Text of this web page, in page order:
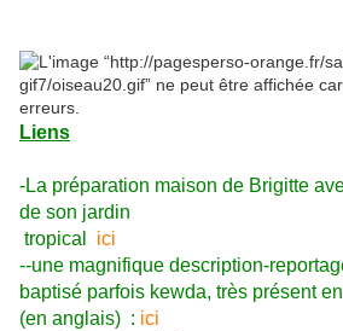
Liens
-La préparation maison de Brigitte
de son jardin
tropical
ici
--une magnifique description-
baptisé parfois kewda, très présent
(en anglais) : ici